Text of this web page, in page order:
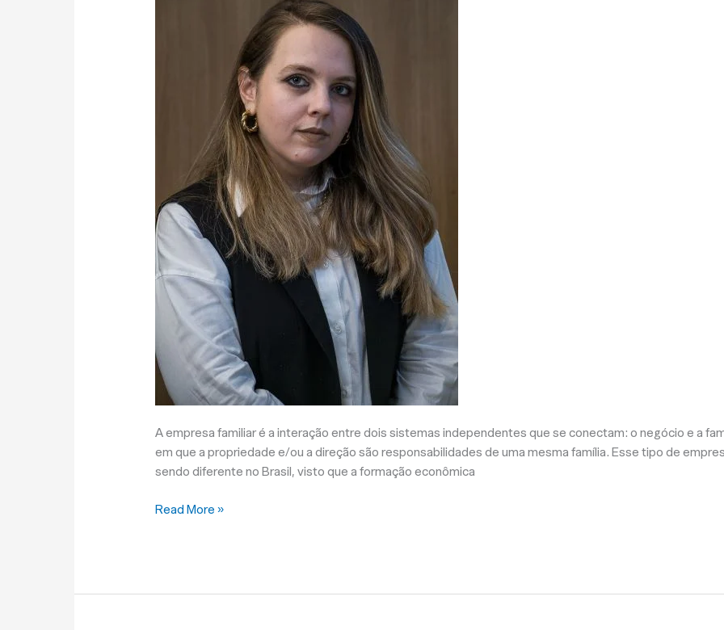
A empresa familiar é a interação entre dois sistemas independentes que se conectam: o negócio e a
em que a propriedade e/ou a direção são responsabilidades de uma mesma família. Esse tipo de
sendo diferente no Brasil, visto que a formação econômica
Read More »